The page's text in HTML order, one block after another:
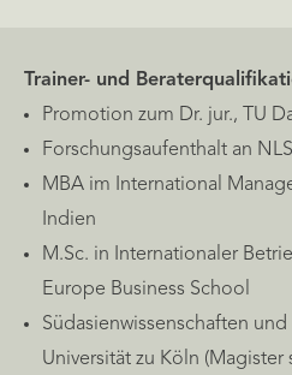
Trainer- und
Promotion zum Dr. jur., TU
Forschungsaufenthalt an
MBA im International
Indien
M.Sc. in Internationaler
Europe Business School
Südasienwissenschaften und
Universität zu Köln (Magister